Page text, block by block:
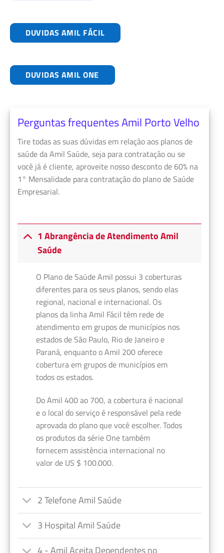
DUVIDAS AMIL FÁCIL
DUVIDAS AMIL ONE
Perguntas frequentes Amil Porto Velho
Tire todas as suas dúvidas em relação aos planos de
saúde da Amil Saúde, seja para contratação ou se
você já é cliente, aproveite nosso desconto de 60% na
1° Mensalidade para contratação do plano de Saúde
Empresarial.
1 Abrangência de Atendimento Amil
Saúde
O Plano de Saúde Amil possui 3 coberturas
diferentes para os seus planos, sendo elas
regional, nacional e internacional. Os
planos da linha Amil Fácil têm rede de
atendimento em grupos de municípios nos
estados de São Paulo, Rio de Janeiro e
Paraná, enquanto o Amil 200 oferece
cobertura em grupos de municípios em
todos os estados.
Do Amil 400 ao 700, a cobertura é nacional
e o local do serviço é responsável pela rede
aprovada do plano que você escolher. Todos
os produtos da série One também
fornecem assistência internacional no
valor de US $ 100.000.
2 Telefone Amil Saúde
3 Hospital Amil Saúde